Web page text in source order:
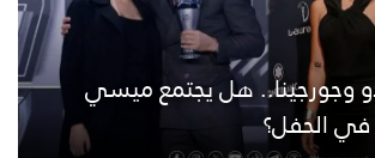
وجورجينا.. هل يجتمع ميسي
في الحفل؟